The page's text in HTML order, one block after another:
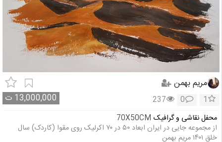
مریم بهمن
13,000,000 ت 1
0
237
محفل نقاشی و گرافیک 70X50CM
از مجموعه جایی در ایران ابعاد ۵۰ در ۷۰ اکرلیک روی مقوا (کاردک) سال
خلق ۱۴۰۱ مریم بهمن